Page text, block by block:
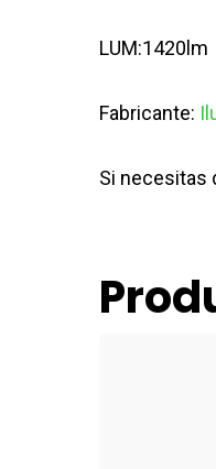
LUM:1420lm
Fabricante:
Si necesitas